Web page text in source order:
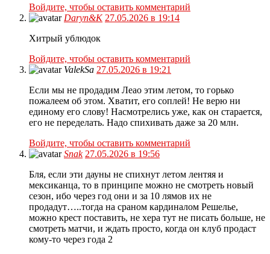
Войдите, чтобы оставить комментарий
Daryn&K 27.05.2026 в 19:14
Хитрый ублюдок
Войдите, чтобы оставить комментарий
ValekSa 27.05.2026 в 19:21
Если мы не продадим Леао этим летом, то горько
пожалеем об этом. Хватит, его соплей! Не верю ни
единому его слову! Насмотрелись уже, как он старается,
его не переделать. Надо спихивать даже за 20 млн.
Войдите, чтобы оставить комментарий
Snak 27.05.2026 в 19:56
Бля, если эти дауны не спихнут летом лентяя и
мексиканца, то в принципе можно не смотреть новый
сезон, ибо через год они и за 10 лямов их не
продадут…..тогда на сраном кардиналом Решелье,
можно крест поставить, не хера тут не писать больше, не
смотреть матчи, и ждать просто, когда он клуб продаст
кому-то через года 2